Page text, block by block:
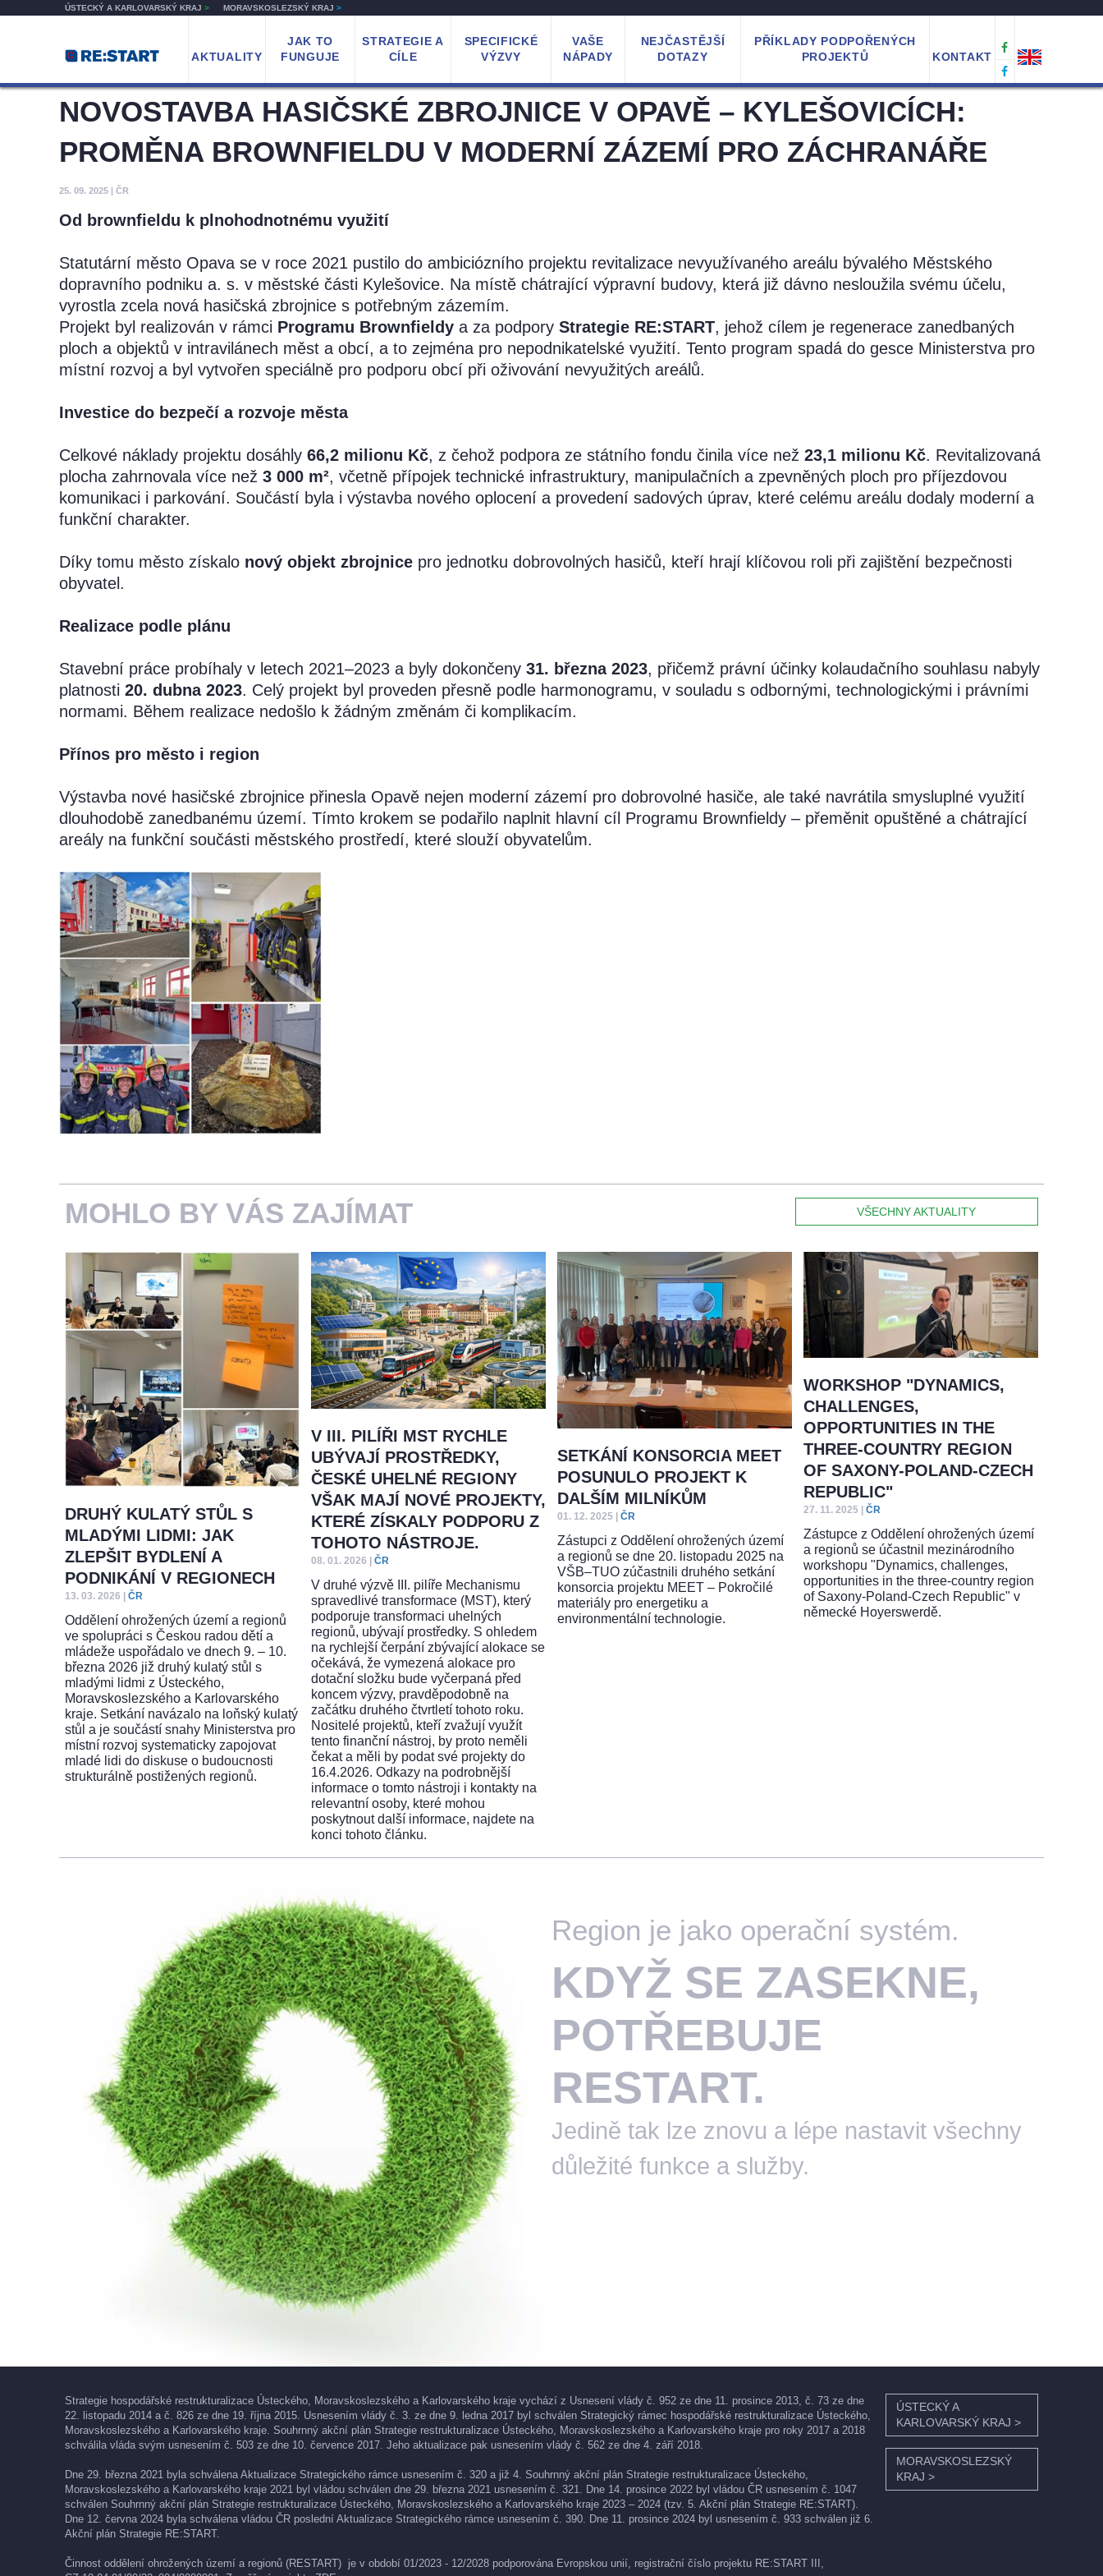
ÚSTECKÝ A KARLOVARSKÝ KRAJ > MORAVSKOSLEZSKÝ KRAJ >
AKTUALITY
JAK TO
FUNGUJE
STRATEGIE A
CÍLE
SPECIFICKÉ
VÝZVY
VAŠE
NÁPADY
NEJČASTĚJŠÍ
DOTAZY
PŘÍKLADY PODPOŘENÝCH
PROJEKTŮ
KONTAKT
NOVOSTAVBA HASIČSKÉ ZBROJNICE V OPAVĚ – KYLEŠOVICÍCH:
PROMĚNA BROWNFIELDU V MODERNÍ ZÁZEMÍ PRO ZÁCHRANÁŘE
25. 09. 2025 | ČR
Od brownfieldu k plnohodnotnému využití
Statutární město Opava se v roce 2021 pustilo do ambiciózního projektu revitalizace nevyužívaného areálu bývalého Městského
dopravního podniku a. s. v městské části Kylešovice. Na místě chátrající výpravní budovy, která již dávno nesloužila svému účelu,
vyrostla zcela nová hasičská zbrojnice s potřebným zázemím.
Projekt byl realizován v rámci Programu Brownfieldy a za podpory Strategie RE:START, jehož cílem je regenerace zanedbaných
ploch a objektů v intravilánech měst a obcí, a to zejména pro nepodnikatelské využití. Tento program spadá do gesce Ministerstva pro
místní rozvoj a byl vytvořen speciálně pro podporu obcí při oživování nevyužitých areálů.
Investice do bezpečí a rozvoje města
Celkové náklady projektu dosáhly 66,2 milionu Kč, z čehož podpora ze státního fondu činila více než 23,1 milionu Kč. Revitalizovaná
plocha zahrnovala více než 3 000 m², včetně přípojek technické infrastruktury, manipulačních a zpevněných ploch pro příjezdovou
komunikaci i parkování. Součástí byla i výstavba nového oplocení a provedení sadových úprav, které celému areálu dodaly moderní a
funkční charakter.
Díky tomu město získalo nový objekt zbrojnice pro jednotku dobrovolných hasičů, kteří hrají klíčovou roli při zajištění bezpečnosti
obyvatel.
Realizace podle plánu
Stavební práce probíhaly v letech 2021–2023 a byly dokončeny 31. března 2023, přičemž právní účinky kolaudačního souhlasu nabyly
platnosti 20. dubna 2023. Celý projekt byl proveden přesně podle harmonogramu, v souladu s odbornými, technologickými i právními
normami. Během realizace nedošlo k žádným změnám či komplikacím.
Přínos pro město i region
Výstavba nové hasičské zbrojnice přinesla Opavě nejen moderní zázemí pro dobrovolné hasiče, ale také navrátila smysluplné využití
dlouhodobě zanedbanému území. Tímto krokem se podařilo naplnit hlavní cíl Programu Brownfieldy – přeměnit opuštěné a chátrající
areály na funkční součásti městského prostředí, které slouží obyvatelům.
MOHLO BY VÁS ZAJÍMAT VŠECHNY AKTUALITY
DRUHÝ KULATÝ STŮL S
MLADÝMI LIDMI: JAK
ZLEPŠIT BYDLENÍ A
PODNIKÁNÍ V REGIONECH
13. 03. 2026 ČR
Oddělení ohrožených území a regionů
ve spolupráci s Českou radou dětí a
mládeže uspořádalo ve dnech 9. – 10.
března 2026 již druhý kulatý stůl s
mladými lidmi z Ústeckého,
Moravskoslezského a Karlovarského
kraje. Setkání navázalo na loňský kulatý
stůl a je součástí snahy Ministerstva pro
místní rozvoj systematicky zapojovat
mladé lidi do diskuse o budoucnosti
strukturálně postižených regionů.
V III. PILÍŘI MST RYCHLE
UBÝVAJÍ PROSTŘEDKY,
ČESKÉ UHELNÉ REGIONY
VŠAK MAJÍ NOVÉ PROJEKTY,
KTERÉ ZÍSKALY PODPORU Z
TOHOTO NÁSTROJE.
08. 01. 2026 | ČR
V druhé výzvě III. pilíře Mechanismu
spravedlivé transformace (MST), který
podporuje transformaci uhelných
regionů, ubývají prostředky. S ohledem
na rychlejší čerpání zbývající alokace se
očekává, že vymezená alokace pro
dotační složku bude vyčerpaná před
koncem výzvy, pravděpodobně na
začátku druhého čtvrtletí tohoto roku.
Nositelé projektů, kteří zvažují využít
tento finanční nástroj, by proto neměli
čekat a měli by podat své projekty do
16.4.2026. Odkazy na podrobnější
informace o tomto nástroji i kontakty na
relevantní osoby, které mohou
poskytnout další informace, najdete na
konci tohoto článku.
SETKÁNÍ KONSORCIA MEET
POSUNULO PROJEKT K
DALŠÍM MILNÍKŮM
01. 12. 2025 | ČR
Zástupci z Oddělení ohrožených území
a regionů se dne 20. listopadu 2025 na
VŠB–TUO zúčastnili druhého setkání
konsorcia projektu MEET – Pokročilé
materiály pro energetiku a
environmentální technologie.
WORKSHOP "DYNAMICS,
CHALLENGES,
OPPORTUNITIES IN THE
THREE-COUNTRY REGION
OF SAXONY-POLAND-CZECH
REPUBLIC"
27. 11. 2025 | ČR
Zástupce z Oddělení ohrožených území
a regionů se účastnil mezinárodního
workshopu "Dynamics, challenges,
opportunities in the three-country region
of Saxony-Poland-Czech Republic" v
německé Hoyerswerdě.
Region je jako operační systém.
KDYŽ SE ZASEKNE,
POTŘEBUJE
RESTART.
Jedině tak lze znovu a lépe nastavit všechny
důležité funkce a služby.
Strategie hospodářské restrukturalizace Ústeckého, Moravskoslezského a Karlovarského kraje vychází z Usnesení vlády č. 952 ze dne 11. prosince 2013, č. 73 ze dne
22. listopadu 2014 a č. 826 ze dne 19. října 2015. Usnesením vlády č. 3. ze dne 9. ledna 2017 byl schválen Strategický rámec hospodářské restrukturalizace Ústeckého,
Moravskoslezského a Karlovarského kraje. Souhrnný akční plán Strategie restrukturalizace Ústeckého, Moravskoslezského a Karlovarského kraje pro roky 2017 a 2018
schválila vláda svým usnesením č. 503 ze dne 10. července 2017. Jeho aktualizace pak usnesením vlády č. 562 ze dne 4. září 2018.
Dne 29. března 2021 byla schválena Aktualizace Strategického rámce usnesením č. 320 a již 4. Souhrnný akční plán Strategie restrukturalizace Ústeckého,
Moravskoslezského a Karlovarského kraje 2021 byl vládou schválen dne 29. března 2021 usnesením č. 321. Dne 14. prosince 2022 byl vládou ČR usnesením č. 1047
schválen Souhrnný akční plán Strategie restrukturalizace Ústeckého, Moravskoslezského a Karlovarského kraje 2023 – 2024 (tzv. 5. Akční plán Strategie RE:START).
Dne 12. června 2024 byla schválena vládou ČR poslední Aktualizace Strategického rámce usnesením č. 390. Dne 11. prosince 2024 byl usnesením č. 933 schválen již 6.
Akční plán Strategie RE:START.
Činnost oddělení ohrožených území a regionů (RESTART) je v období 01/2023 - 12/2028 podporována Evropskou unií, registrační číslo projektu RE:START III,
ÚSTECKÝ A
KARLOVARSKÝ KRAJ >
MORAVSKOSLEZSKÝ
KRAJ >